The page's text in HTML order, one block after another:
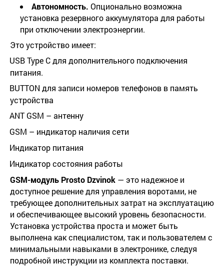
Автономность. Опционально возможна
установка резервного аккумулятора для работы
при отключении электроэнергии.
Это устройство имеет:
USBType Cдля дополнительного подключения
питания.
BUTTON для записи номеров телефонов в память
устройства
ANT GSM – антенну
GSM – индикатор наличия сети
Индикатор питания
Индикатор состояния работы
GSM-модуль Prosto Dzvinok — это надежное и
доступное решение для управления воротами, не
требующее дополнительных затрат на эксплуатацию
и обеспечивающее высокий уровень безопасности.
Установка устройства проста и может быть
выполнена как специалистом, так и пользователем с
минимальными навыками в электронике, следуя
подробной инструкции из комплекта поставки.